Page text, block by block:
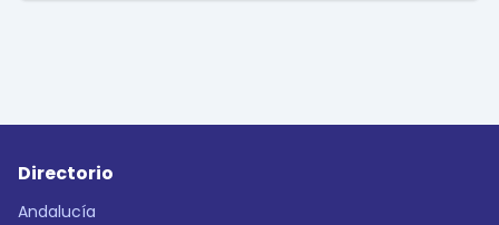
Directorio
Andalucía